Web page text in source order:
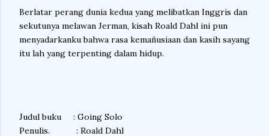
Berlatar perang dunia kedua yang melibatkan Inggris dan
sekutunya melawan Jerman, kisah Roald Dahl ini pun
menyadarkanku bahwa rasa kemañusiaan dan kasih sayang
itu lah yang terpenting dalam hidup.
Judul buku : Going Solo
Penulis. : Roald Dahl